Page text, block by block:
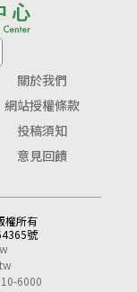
關於我們
網站授權條款
投稿須知
意見回饋
權所有
號
6000